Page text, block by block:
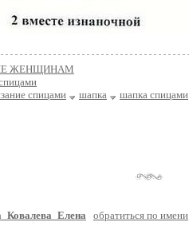
ЖЕНЩИНАМ
спицами шапка шапка спицами
обратиться по имени